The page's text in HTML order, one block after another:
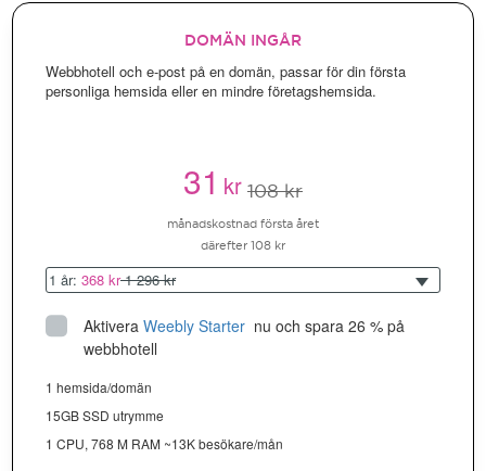
DOMÄN INGÅR
Webbhotell och e-post på en domän, passar för din första
personliga hemsida eller en mindre företagshemsida.
31kr 108 kr
månadskostnad första året
därefter 108 kr
1 år: 368 kr1 296 kr
Aktivera Weebly Starter nu och spara 26 % på
webbhotell
1 hemsida/domän
15GB SSD utrymme
1 CPU, 768 M RAM ~13K besökare/mån